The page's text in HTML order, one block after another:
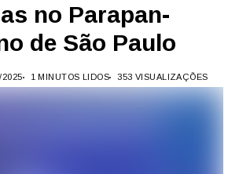
no Parapan-
de São Paulo
2025 1 MINUTOS LIDOS 353 VISUALIZAÇÕES